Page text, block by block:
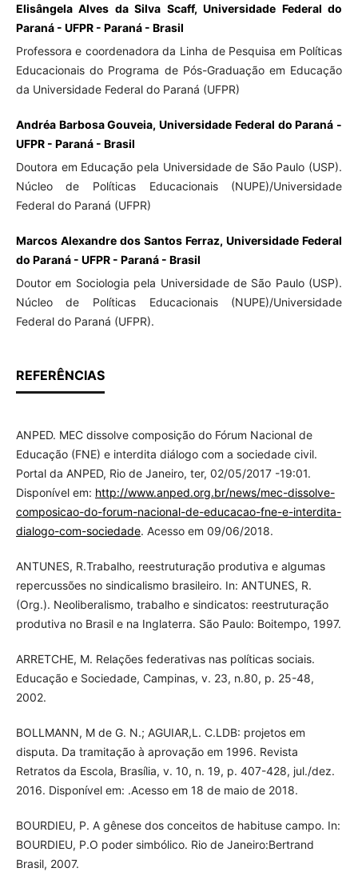
Elisângela Alves da Silva Scaff, Universidade Federal do
Paraná - UFPR - Paraná - Brasil
Professora e coordenadora da Linha de Pesquisa em Políticas
Educacionais do Programa de Pós-Graduação em Educação
da Universidade Federal do Paraná (UFPR)
Andréa Barbosa Gouveia, Universidade Federal do Paraná -
UFPR - Paraná - Brasil
Doutora em Educação pela Universidade de São Paulo (USP).
Núcleo de Políticas Educacionais (NUPE)/Universidade
Federal do Paraná (UFPR)
Marcos Alexandre dos Santos Ferraz, Universidade Federal
do Paraná - UFPR - Paraná - Brasil
Doutor em Sociologia pela Universidade de São Paulo (USP).
Núcleo de Políticas Educacionais (NUPE)/Universidade
Federal do Paraná (UFPR).
REFERÊNCIAS
ANPED. MEC dissolve composição do Fórum Nacional de
Educação (FNE) e interdita diálogo com a sociedade civil.
Portal da ANPED, Rio de Janeiro, ter, 02/05/2017 -19:01.
Disponível em: http://www.anped.org.br/news/mec-dissolve-
composicao-do-forum-nacional-de-educacao-fne-e-interdita-
dialogo-com-sociedade. Acesso em 09/06/2018.
ANTUNES, R.Trabalho, reestruturação produtiva e algumas
repercussões no sindicalismo brasileiro. In: ANTUNES, R.
(Org.). Neoliberalismo, trabalho e sindicatos: reestruturação
produtiva no Brasil e na Inglaterra. São Paulo: Boitempo, 1997.
ARRETCHE, M. Relações federativas nas políticas sociais.
Educação e Sociedade, Campinas, v. 23, n.80, p. 25-48,
2002.
BOLLMANN, M de G. N.; AGUIAR,L. C.LDB: projetos em
disputa. Da tramitação à aprovação em 1996. Revista
Retratos da Escola, Brasília, v. 10, n. 19, p. 407-428, jul./dez.
2016. Disponível em: .Acesso em 18 de maio de 2018.
BOURDIEU, P. A gênese dos conceitos de habituse campo. In:
BOURDIEU, P.O poder simbólico. Rio de Janeiro:Bertrand
Brasil, 2007.